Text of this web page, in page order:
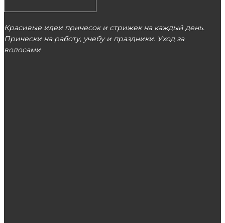
Красивые идеи причесок и стрижек на каждый день.
Прически на работу, учебу и праздники. Уход за
волосами